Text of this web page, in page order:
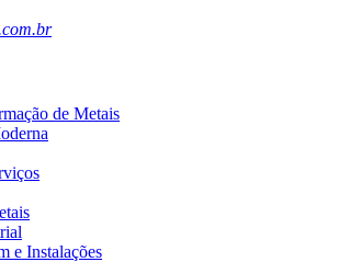
de Metais
e Instalações